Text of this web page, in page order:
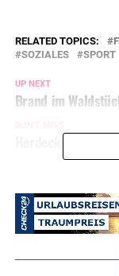
RELATED TOPICS:
SOZIALES
SPORT
UP NEXT
Brand im
Herdecker